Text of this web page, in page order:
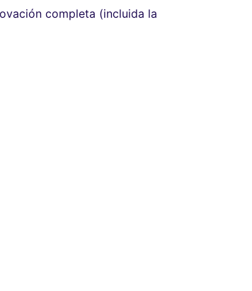
completa (incluida la